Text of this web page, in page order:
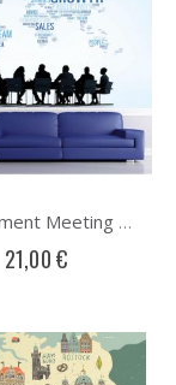
Management Meeting Fototapete
21,00 €